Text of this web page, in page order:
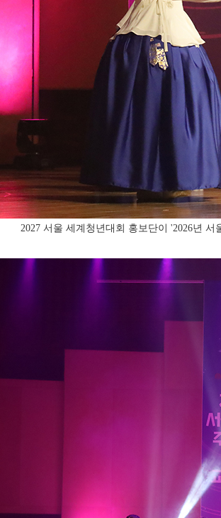
2027 서울 세계청년대회 홍보단이 '2026년